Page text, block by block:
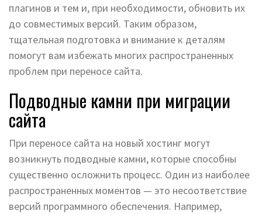
плагинов и тем и, при необходимости, обновить их
до совместимых версий. Таким образом,
тщательная подготовка и внимание к деталям
помогут вам избежать многих распространенных
проблем при переносе сайта.
Подводные камни при миграции
сайта
При переносе сайта на новый хостинг могут
возникнуть подводные камни, которые способны
существенно осложнить процесс. Один из наиболее
распространенных моментов — это несоответствие
версий программного обеспечения. Например,